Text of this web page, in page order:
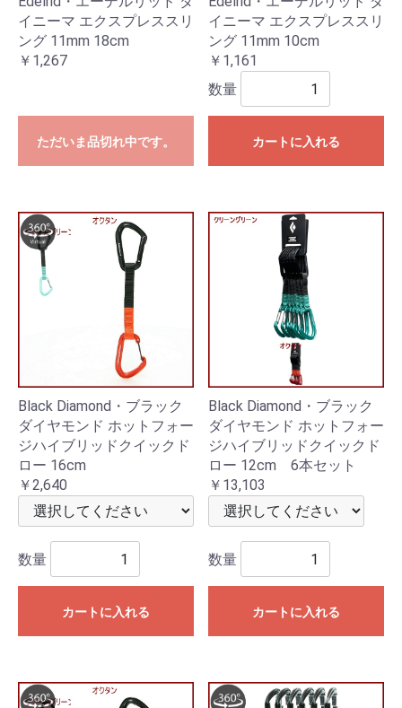
イニーマ エクスプレススリ
ング 11mm 18cm
￥1,267
ただいま品切れ中です。
イニーマ エクスプレススリ
ング 11mm 10cm
￥1,161
数量
カートに入れる
Black Diamond・ブラック
ダイヤモンド ホットフォー
ジハイブリッドクイックド
ロー 16cm
￥2,640
数量
カートに入れる
Black Diamond・ブラック
ダイヤモンド ホットフォー
ジハイブリッドクイックド
ロー 12cm 6本セット
￥13,103
数量
カートに入れる